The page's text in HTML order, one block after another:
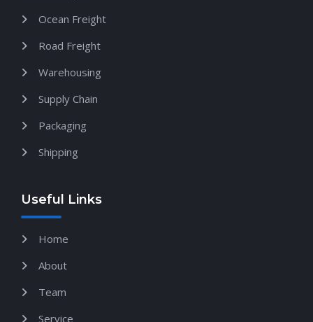
Ocean Freight
Road Freight
Warehousing
Supply Chain
Packaging
Shipping
Useful Links
Home
About
Team
Service